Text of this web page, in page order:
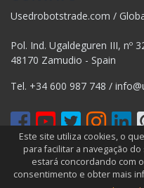
Usedrobotstrade.com /
Pol. Ind. Ugaldeguren III, nº
48170 Zamudio - Spain
Tel. +34 600 987 748 /
COPYRIGHT 2026 ©
DIREITOS RESERVADOS
Este site utiliza cookies, o
para facilitar a navegação
estará concordando com
consentimento e obter mais